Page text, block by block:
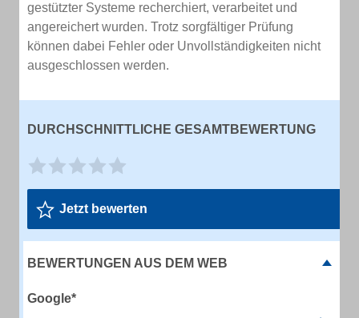
gestützter Systeme recherchiert, verarbeitet und
angereichert wurden. Trotz sorgfältiger Prüfung
können dabei Fehler oder Unvollständigkeiten nicht
ausgeschlossen werden.
DURCHSCHNITTLICHE GESAMTBEWERTUNG
Jetzt bewerten
BEWERTUNGEN AUS DEM WEB
Google*